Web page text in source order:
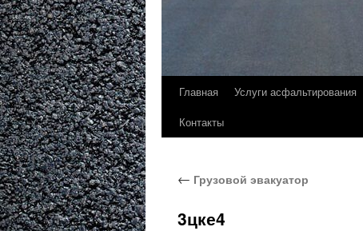
Главная Услуги асфальтирования
Контакты
← Грузовой эвакуатор
3цке4